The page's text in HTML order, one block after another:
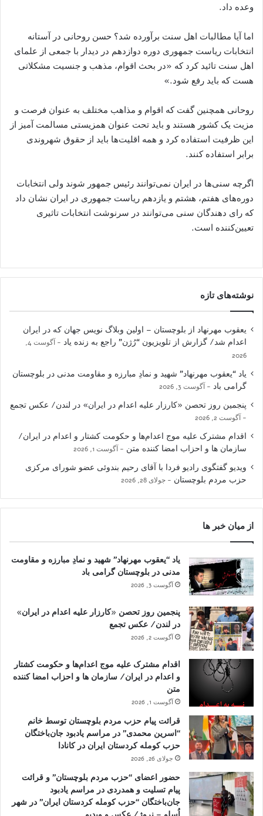
وعده داد.
اما آیا مطالبات اهل سنت برآورده شد؟ حسن روحانی در آستانه
انتخابات ریاست جمهوری دوره دوازدهم در دیدار با جمعی از علمای
اهل سنت تائید کرد که «در بحث اقوام، مذهب و جنسیت مشکلاتی
هست که باید رفع شود.»
روحانی همچنین گفت که اقوام و مذاهب مختلف به عنوان فرصت و
مزیت یک کشور هستند و باید تحت عنوان همزیستی مسالمت آمیز از
این ظرفیت استفاده کرد و همه اقلیت‌ها باید از حقوق شهروندی
برابر استفاده کنند.
اگرچه سنی‌ها در ایران نمی‌توانند رئیس جمهور شوند ولی انتخابات
دوره‌های هفتم، هشتم و یازدهم ریاست جمهوری در ایران نشان داد
که رای دهندگان سنی می‌توانند در سرنوشت انتخابات تاثیری
تعیین‌کننده است.
نوشته‌های تازه
یعقوب مهرنهاد از بلوچستان – اولین وبلاگ نویس جهان که در ایران
اعدام شد/ گزارش از تلویزیون “رُژن” راجع به زنده یاد
آگوست 4,
2026
یاد “یعقوب مهرنهاد” شهید و نمادِ مبارزه و مقاومت مدنی در بلوچستان
گرامی باد
آگوست 3, 2026
پنجمین روز تحصن «کارزار علیه اعدام در ایران» در لندن/ عکس تجمع
آگوست 2, 2026
اقدام مشترک علیه موج اعدام‌ها و حکومت کشتار و اعدام در ایران/
سازمان ها و احزاب امضا کننده متن
آگوست 1, 2026
ویدیو گفتگوی رادیو فردا با آقای رحیم بندوئی عضو شورای مرکزی
حزب مردم بلوچستان
جولای 28, 2026
از میان خبر ها
یاد “یعقوب مهرنهاد” شهید و نمادِ مبارزه و مقاومت
مدنی در بلوچستان گرامی باد
آگوست 3, 2026
پنجمین روز تحصن «کارزار علیه اعدام در ایران»
در لندن/ عکس تجمع
آگوست 2, 2026
اقدام مشترک علیه موج اعدام‌ها و حکومت کشتار
و اعدام در ایران/ سازمان ها و احزاب امضا کننده
متن
آگوست 1, 2026
قرائت پیام حزب مردم بلوچستان توسط خانم
“اسرین محمدی” در مراسم یادبود جان‌باختگان
حزب کومله کردستان ایران در کانادا
جولای 26, 2026
حضور اعضای “حزب مردم بلوچستان” و قرائت
پیام تسلیت و همدردی در مراسم یادبود
جان‌باختگان “حزب کومله کردستان ایران” در شهر